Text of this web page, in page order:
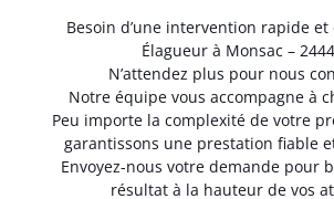
Besoin d’une intervention rapide
Élagueur à Monsac –
N’attendez plus pour nous
Notre équipe vous accompagne à
Peu importe la complexité de votre
garantissons une prestation fiable
Envoyez-nous votre demande pour
résultat à la hauteur de vos